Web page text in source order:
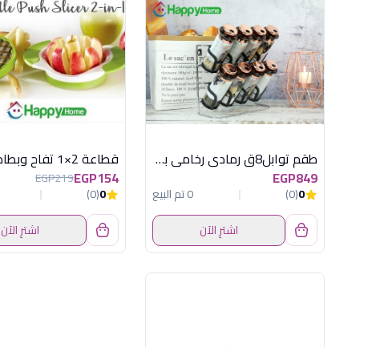
طقم توابل8ق رمادى رخامى باستاند هابى هوم
EGP849
0
(0)
0 تم البيع
اشترِ الآن
EGP154
EGP219
0
(0)
اشترِ الآن